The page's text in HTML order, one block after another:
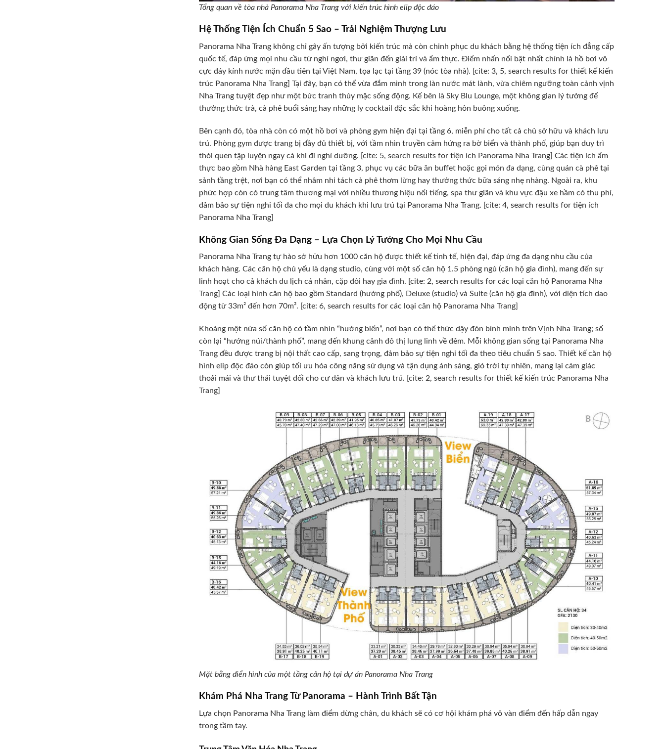
Tổng quan về tòa nhà Panorama Nha Trang với kiến trúc hình elip độc đáo
Hệ Thống Tiện Ích Chuẩn 5 Sao – Trải Nghiệm Thượng Lưu
Panorama Nha Trang không chỉ gây ấn tượng bởi kiến trúc mà còn chinh phục du khách bằng hệ thống tiện ích đẳng cấp
quốc tế, đáp ứng mọi nhu cầu từ nghỉ ngơi, thư giãn đến giải trí và ẩm thực. Điểm nhấn nổi bật nhất chính là hồ bơi vô
cực đáy kính nước mặn đầu tiên tại Việt Nam, tọa lạc tại tầng 39 (nóc tòa nhà). [cite: 3, 5, search results for thiết kế kiến
trúc Panorama Nha Trang] Tại đây, bạn có thể vừa đắm mình trong làn nước mát lành, vừa chiêm ngưỡng toàn cảnh vịnh
Nha Trang tuyệt đẹp như một bức tranh thủy mặc sống động. Kế bên là Sky Blu Lounge, một không gian lý tưởng để
thưởng thức trà, cà phê buổi sáng hay những ly cocktail đặc sắc khi hoàng hôn buông xuống.
Bên cạnh đó, tòa nhà còn có một hồ bơi và phòng gym hiện đại tại tầng 6, miễn phí cho tất cả chủ sở hữu và khách lưu
trú. Phòng gym được trang bị đầy đủ thiết bị, với tầm nhìn truyền cảm hứng ra bờ biển và thành phố, giúp bạn duy trì
thói quen tập luyện ngay cả khi đi nghỉ dưỡng. [cite: 5, search results for tiện ích Panorama Nha Trang] Các tiện ích ẩm
thực bao gồm Nhà hàng East Garden tại tầng 3, phục vụ các bữa ăn buffet hoặc gọi món đa dạng, cùng quán cà phê tại
sảnh tầng trệt, nơi bạn có thể nhâm nhi tách cà phê thơm lừng hay thưởng thức bữa sáng nhẹ nhàng. Ngoài ra, khu
phức hợp còn có trung tâm thương mại với nhiều thương hiệu nổi tiếng, spa thư giãn và khu vực đậu xe hầm có thu phí,
đảm bảo sự tiện nghi tối đa cho mọi du khách khi lưu trú tại Panorama Nha Trang. [cite: 4, search results for tiện ích
Panorama Nha Trang]
Không Gian Sống Đa Dạng – Lựa Chọn Lý Tưởng Cho Mọi Nhu Cầu
Panorama Nha Trang tự hào sở hữu hơn 1000 căn hộ được thiết kế tinh tế, hiện đại, đáp ứng đa dạng nhu cầu của
khách hàng. Các căn hộ chủ yếu là dạng studio, cùng với một số căn hộ 1.5 phòng ngủ (căn hộ gia đình), mang đến sự
linh hoạt cho cả khách du lịch cá nhân, cặp đôi hay gia đình. [cite: 2, search results for các loại căn hộ Panorama Nha
Trang] Các loại hình căn hộ bao gồm Standard (hướng phố), Deluxe (studio) và Suite (căn hộ gia đình), với diện tích dao
động từ 33m² đến hơn 70m². [cite: 6, search results for các loại căn hộ Panorama Nha Trang]
Khoảng một nửa số căn hộ có tầm nhìn “hướng biển”, nơi bạn có thể thức dậy đón bình minh trên Vịnh Nha Trang; số
còn lại “hướng núi/thành phố”, mang đến khung cảnh đô thị lung linh về đêm. Mỗi không gian sống tại Panorama Nha
Trang đều được trang bị nội thất cao cấp, sang trọng, đảm bảo sự tiện nghi tối đa theo tiêu chuẩn 5 sao. Thiết kế căn hộ
hình elip độc đáo còn giúp tối ưu hóa công năng sử dụng và tận dụng ánh sáng, gió trời tự nhiên, mang lại cảm giác
thoải mái và thư thái tuyệt đối cho cư dân và khách lưu trú. [cite: 2, search results for thiết kế kiến trúc Panorama Nha
Trang]
Mặt bằng điển hình của một tầng căn hộ tại dự án Panorama Nha Trang
Khám Phá Nha Trang Từ Panorama – Hành Trình Bất Tận
Lựa chọn Panorama Nha Trang làm điểm dừng chân, du khách sẽ có cơ hội khám phá vô vàn điểm đến hấp dẫn ngay
trong tầm tay.